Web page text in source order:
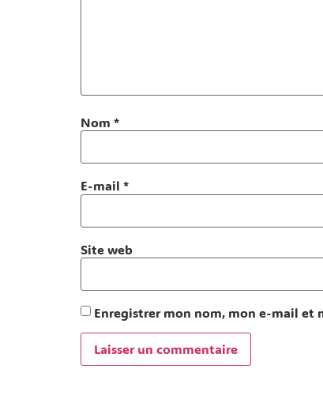
Nom *
E-mail *
Site web
Enregistrer mon nom, mon e-mail et